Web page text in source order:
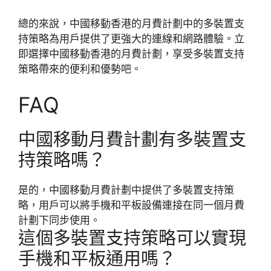
總的來說，中國移動香港的月費計劃中的多裝置支
持策略為用戶提供了更強大的連線和網路體驗。立
即選擇中國移動香港的月費計劃，享受多裝置支持
策略帶來的便利和優勢吧。
FAQ
中國移動月費計劃有多裝置支
持策略嗎？
是的，中國移動月費計劃中提供了多裝置支持策
略，用戶可以將手機和平板設備連接在同一個月費
計劃下同步使用。
這個多裝置支持策略可以實現
手機和平板通用嗎？